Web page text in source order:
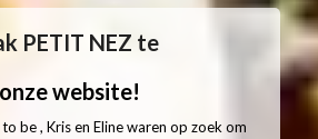
PETIT NEZ te
website!
be , Kris en Eline waren op zoek om